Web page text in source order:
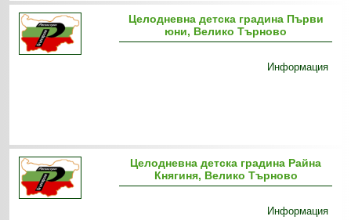
Целодневна детска градина Първи
юни, Велико Търново
Информация
Целодневна детска градина Райна
Княгиня, Велико Търново
Информация